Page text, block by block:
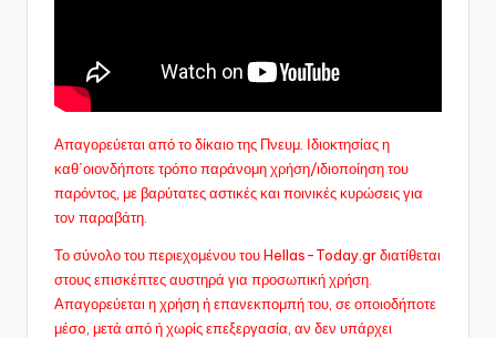
Απαγορεύεται από το δίκαιο της Πνευμ. Ιδιοκτησίας η
καθ΄οιονδήποτε τρόπο παράνομη χρήση/ιδιοποίηση του
παρόντος, με βαρύτατες αστικές και ποινικές κυρώσεις για
τον παραβάτη.
Το σύνολο του περιεχομένου του Hellas-Today.gr διατίθεται
στους επισκέπτες αυστηρά για προσωπική χρήση.
Απαγορεύεται η χρήση ή επανεκπομπή του, σε οποιοδήποτε
μέσo, μετά από ή χωρίς επεξεργασία, αν δεν υπάρχει